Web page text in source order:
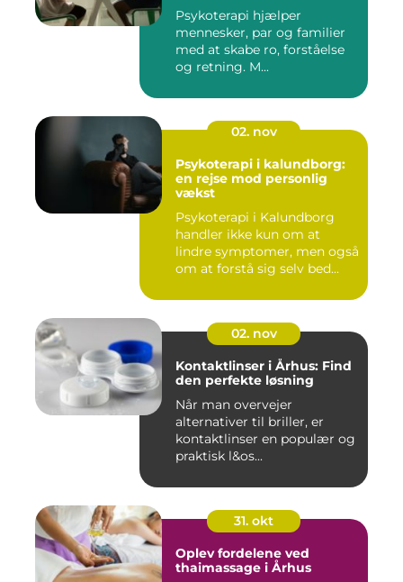
Psykoterapi hjælper
mennesker, par og familier
med at skabe ro, forståelse
og retning. M...
02. nov
Psykoterapi i kalundborg:
en rejse mod personlig
vækst
Psykoterapi i Kalundborg
handler ikke kun om at
lindre symptomer, men også
om at forstå sig selv bed...
02. nov
Kontaktlinser i Århus: Find
den perfekte løsning
Når man overvejer
alternativer til briller, er
kontaktlinser en populær og
praktisk l&os...
31. okt
Oplev fordelene ved
thaimassage i Århus